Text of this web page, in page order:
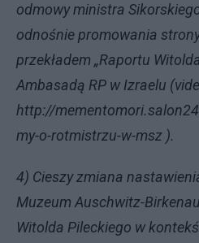
odmowy ministra
odnośnie promowania
przekładem „Raportu
Ambasadą RP w Izraelu
http://
my-o-rotmistrzu-w-msz ).
4) Cieszy zmiana
Muzeum Auschwitz-
Witolda Pileckiego w